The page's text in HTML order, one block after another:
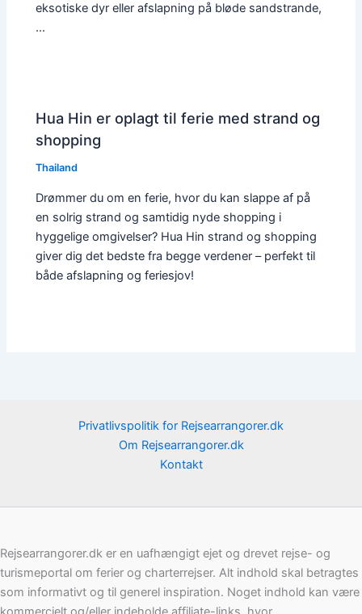
eksotiske dyr eller afslapning på bløde sandstrande,
…
Hua Hin er oplagt til ferie med strand og
shopping
Thailand
Drømmer du om en ferie, hvor du kan slappe af på
en solrig strand og samtidig nyde shopping i
hyggelige omgivelser? Hua Hin strand og shopping
giver dig det bedste fra begge verdener – perfekt til
både afslapning og feriesjov!
Privatlivspolitik for Rejsearrangorer.dk
Om Rejsearrangorer.dk
Kontakt
Rejsearrangorer.dk er en uafhængigt ejet og drevet rejse- og
turismeportal om ferier og charterrejser. Alt indhold skal betragtes
som informativt og til generel inspiration. Noget indhold kan være